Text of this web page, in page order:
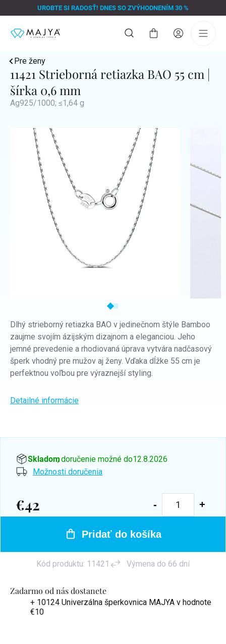
na
UROBTE SI RADOSŤ! DNES SO ZVÝHODNENÍM 30 %
Nákupný
Pre ženy
11421 Strieborná retiazka BAO 55 cm |
šírka 0,6 mm
Ag925/1000; ≤1,64 g
Zadarmo od nás dostanete
+ 10124 Univerzálna šperkovnica MAJYA v hodnote
€10
Dlhý strieborný retiazka BAO v jedinečnom štýle Bamboo
zaujme svojím ázijským dizajnom a eleganciou. Jeho
jemné prevedenie a rhodiovaná úprava vytvára nadčasový
šperk vhodný pre mužov aj ženy. Vďaka dĺžke 55 cm je
perfektnou voľbou pre výraznejší styling.
Detailné informácie
Skladom, doručenie možné do12.8.2026
Možnosti doručenia
€42
Jednotková
Pridať do košíka
Kód produktu: 11421 Výmena do 66 dní